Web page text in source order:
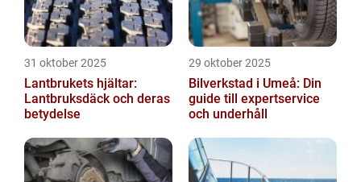
31 oktober 2025
Lantbrukets hjältar:
Lantbruksdäck och deras
betydelse
29 oktober 2025
Bilverkstad i Umeå: Din
guide till expertservice
och underhåll